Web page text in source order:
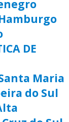
DE
Maria
do Sul